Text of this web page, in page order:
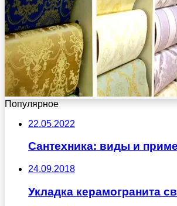
Популярное
22.05.2022
Сантехника: виды и
24.09.2018
Укладка керамогранита